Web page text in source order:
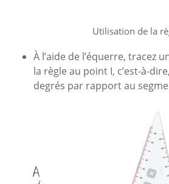
Utilisation de la
À l’aide de l’équerre, tracez
la règle au point I, c’est-à-
degrés par rapport au